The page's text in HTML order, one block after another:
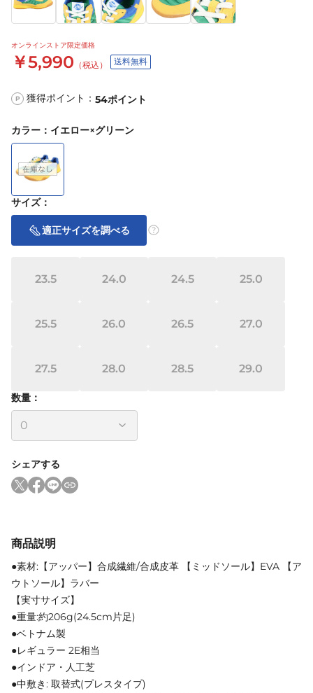
オンラインストア限定価格
￥5,990 （税込） 送料無料
P 獲得ポイント： 54ポイント
カラー ： イエロー×グリーン
サイズ：
適正サイズを調べる
23.5 24.0 24.5 25.0
25.5 26.0 26.5 27.0
27.5 28.0 28.5 29.0
数量：
シェアする
商品説明
●素材:【アッパー】合成繊維/合成皮革 【ミッドソール】EVA 【ア
ウトソール】ラバー
【実寸サイズ】
●重量:約206g(24.5cm片足)
●ベトナム製
●レギュラー 2E相当
●インドア・人工芝
●中敷き: 取替式(プレスタイプ)